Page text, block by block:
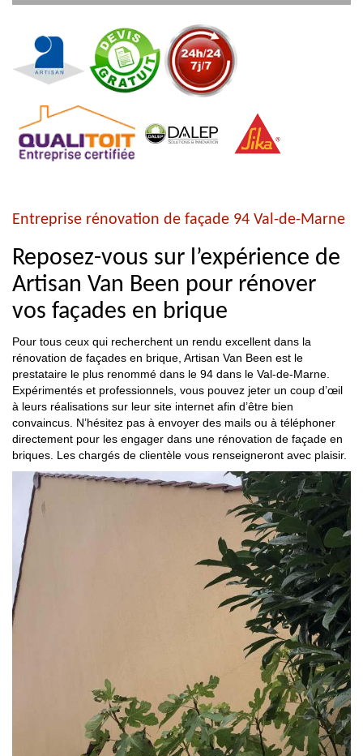
Entreprise rénovation de façade 94 Val-de-Marne
Reposez-vous sur l’expérience de
Artisan Van Been pour rénover
vos façades en brique
Pour tous ceux qui recherchent un rendu excellent dans la
rénovation de façades en brique, Artisan Van Been est le
prestataire le plus renommé dans le 94 dans le Val-de-Marne.
Expérimentés et professionnels, vous pouvez jeter un coup d’œil
à leurs réalisations sur leur site internet afin d’être bien
convaincus. N’hésitez pas à envoyer des mails ou à téléphoner
directement pour les engager dans une rénovation de façade en
briques. Les chargés de clientèle vous renseigneront avec plaisir.